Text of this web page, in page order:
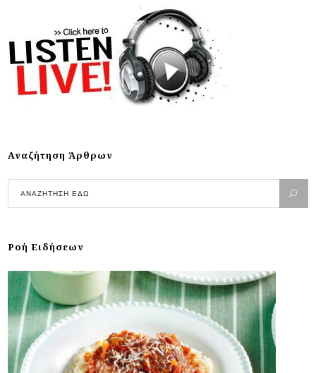
Αναζήτηση Άρθρων
Ροή Ειδήσεων